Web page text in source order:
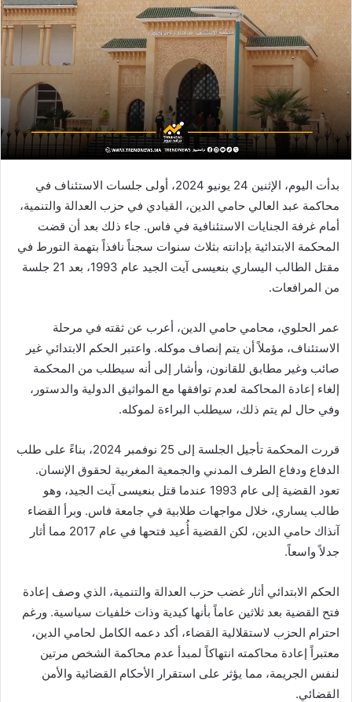
بدأت اليوم، الإثنين 24 يونيو 2024، أولى جلسات الاستئناف في
محاكمة عبد العالي حامي الدين، القيادي في حزب العدالة والتنمية،
أمام غرفة الجنايات الاستئنافية في فاس. جاء ذلك بعد أن قضت
المحكمة الابتدائية بإدانته بثلاث سنوات سجناً نافذاً بتهمة التورط في
مقتل الطالب اليساري بنعيسى آيت الجيد عام 1993، بعد 21 جلسة
من المرافعات.
عمر الحلوي، محامي حامي الدين، أعرب عن ثقته في مرحلة
الاستئناف، مؤملاً أن يتم إنصاف موكله. واعتبر الحكم الابتدائي غير
صائب وغير مطابق للقانون، وأشار إلى أنه سيطلب من المحكمة
إلغاء إعادة المحاكمة لعدم توافقها مع المواثيق الدولية والدستور،
وفي حال لم يتم ذلك، سيطلب البراءة لموكله.
قررت المحكمة تأجيل الجلسة إلى 25 نوفمبر 2024، بناءً على طلب
الدفاع ودفاع الطرف المدني والجمعية المغربية لحقوق الإنسان.
تعود القضية إلى عام 1993 عندما قتل بنعيسى آيت الجيد، وهو
طالب يساري، خلال مواجهات طلابية في جامعة فاس. وبرأ القضاء
آنذاك حامي الدين، لكن القضية أُعيد فتحها في عام 2017 مما أثار
جدلاً واسعاً.
الحكم الابتدائي أثار غضب حزب العدالة والتنمية، الذي وصف إعادة
فتح القضية بعد ثلاثين عاماً بأنها كيدية وذات خلفيات سياسية. ورغم
احترام الحزب لاستقلالية القضاء، أكد دعمه الكامل لحامي الدين،
معتبراً إعادة محاكمته انتهاكاً لمبدأ عدم محاكمة الشخص مرتين
لنفس الجريمة، مما يؤثر على استقرار الأحكام القضائية والأمن
القضائي.